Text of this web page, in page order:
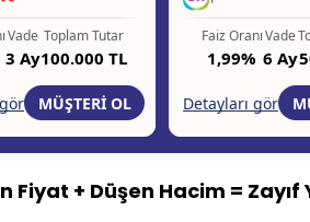
Fiyat + Düşen Hacim =